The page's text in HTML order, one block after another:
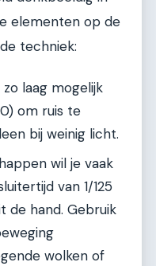
elementen op de
techniek:
laag mogelijk
om ruis te
bij weinig licht.
wil je vaak
van 1/125
de hand. Gebruik
wolken of